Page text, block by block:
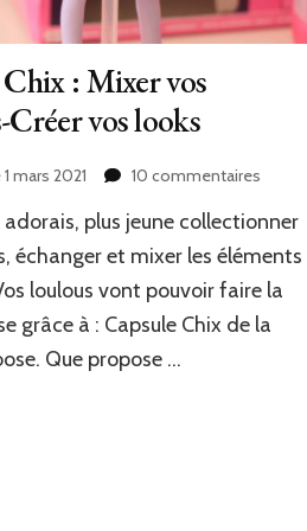
: Mixer vos
Créer vos looks
1 mars 2021 10 commentaires
Chix
:
vos
adorais, plus jeune collectionner
échanger et mixer les éléments
loulous vont pouvoir faire la
grâce à : Capsule Chix de la
Que propose …